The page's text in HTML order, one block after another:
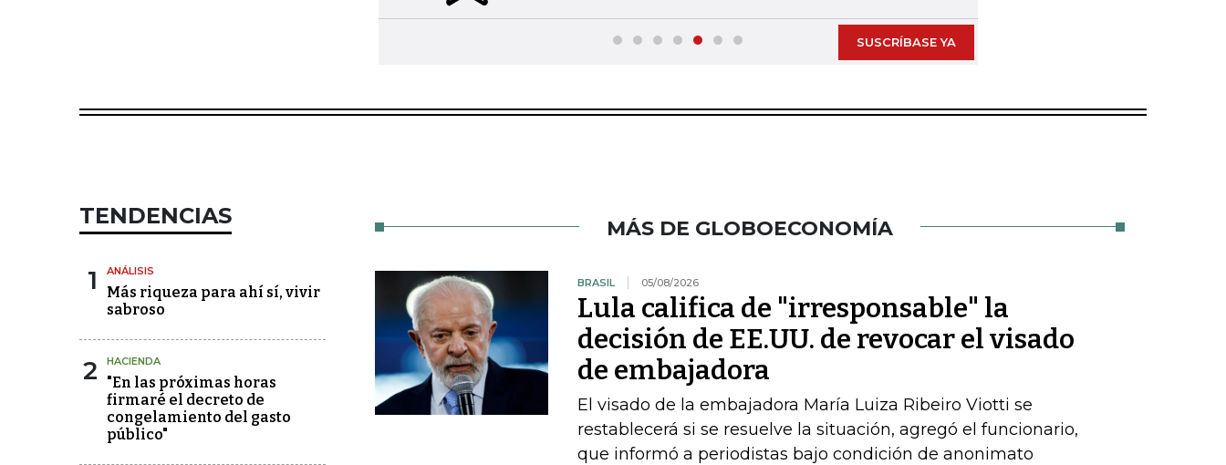
SUSCRÍBASE YA
TENDENCIAS
1 ANÁLISIS
Más riqueza para ahí sí, vivir
sabroso
2 HACIENDA
"En las próximas horas
firmaré el decreto de
congelamiento del gasto
público"
MÁS DE GLOBOECONOMÍA
BRASIL 05/08/2026
Lula califica de "irresponsable" la
decisión de EE.UU. de revocar el visado
de embajadora
El visado de la embajadora María Luiza Ribeiro Viotti se
restablecerá si se resuelve la situación, agregó el funcionario,
que informó a periodistas bajo condición de anonimato